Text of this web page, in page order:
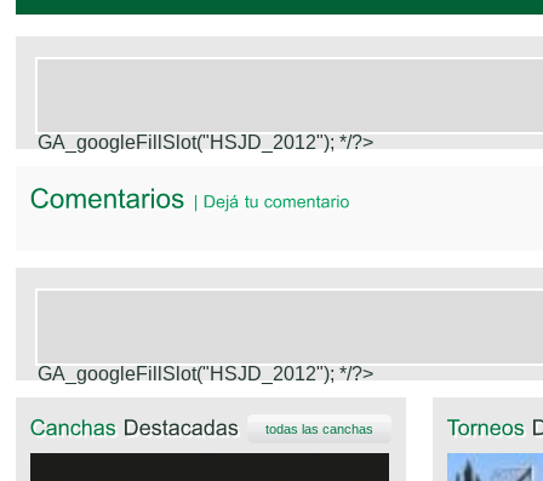
GA_googleFillSlot("HSJD_2012"); */?>
GA_googleFillSlot("HSJD_2012"); */?>
todas las canchas